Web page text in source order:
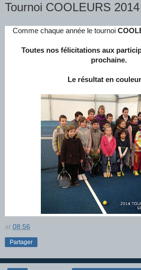
Tournoi COOLEURS
Comme chaque année le tournoi
Toutes nos félicitations aux
prochaine.
Le résultat en
at 08:56
Partager